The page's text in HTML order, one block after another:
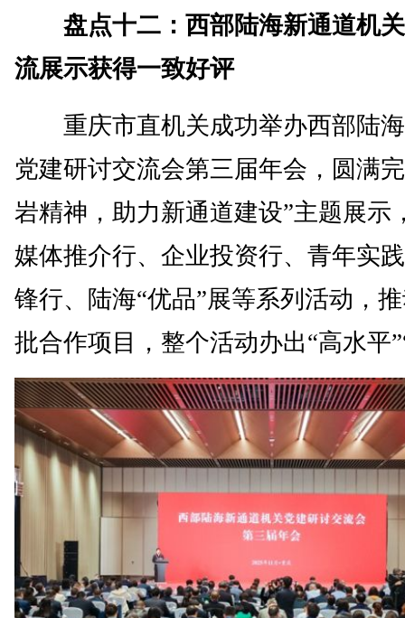
盘点十二：西部陆海新通道机
流展示获得一致好评
重庆市直机关成功举办西部陆海
党建研讨交流会第三届年会，圆满
岩精神，助力新通道建设”主题展示
媒体推介行、企业投资行、青年实
锋行、陆海“优品”展等系列活动，
批合作项目，整个活动办出“高水平